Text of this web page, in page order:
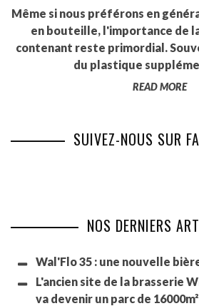
Même si nous préférons en
en bouteille, l'importance de
contenant reste primordial.
du plastique
READ MORE
SUIVEZ-NOUS SUR
NOS DERNIERS
Wal'Flo 35 : une nouvelle
L'ancien site de la brasserie
va devenir un parc de 16000m²